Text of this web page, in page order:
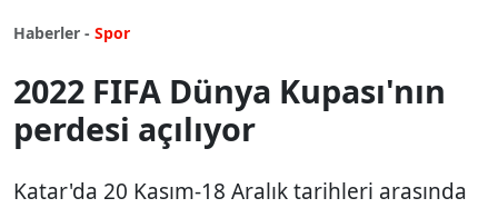
Haberler - Spor
2022 FIFA Dünya Kupası'nın
perdesi açılıyor
Katar'da 20 Kasım-18 Aralık tarihleri arasında